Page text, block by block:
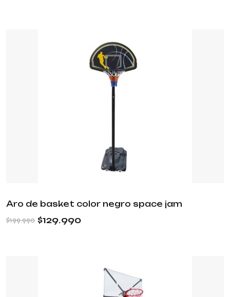
Aro de basket color negro space jam
$199.990 $129.990